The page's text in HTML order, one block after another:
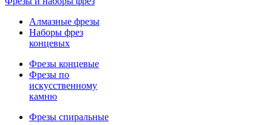
Алмазные фрезы
Наборы фрез
концевых
Фрезы концевые
Фрезы по
искусственному
камню
Фрезы спиральные